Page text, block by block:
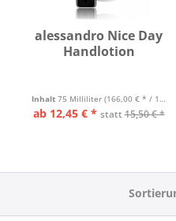
alessandro Nice Day
Handlotion
Inhalt 75 Milliliter (166,00 € * / 1 Liter)
ab 12,45 € * statt15,50 € *